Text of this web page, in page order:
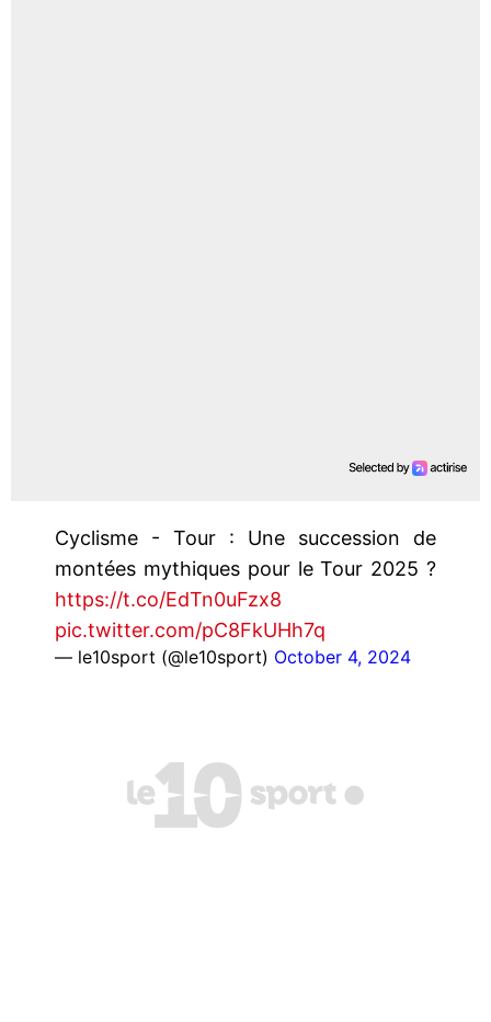
Cyclisme - Tour : Une succession de
montées mythiques pour le Tour 2025 ?
https://t.co/EdTn0uFzx8
pic.twitter.com/pC8FkUHh7q
— le10sport (@le10sport) October 4, 2024